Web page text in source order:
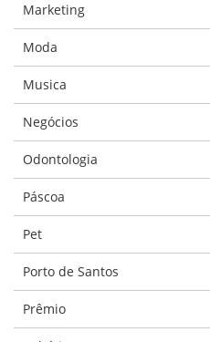
Marketing
Moda
Musica
Negócios
Odontologia
Páscoa
Pet
Porto de Santos
Prêmio